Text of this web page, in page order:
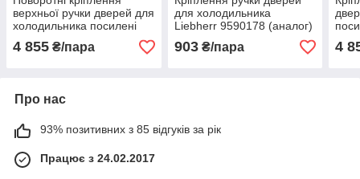
верхньої ручки дверей для
холодильника посилені
сірі Liebherr 9590178
Оригінал
4 855 ₴/пара
для холодильника
Liebherr 9590178 (аналог)
комплект
903₴/пара 4
Про нас
93% позитивних з 85 відгуків за рік
Працює з 24.02.2017